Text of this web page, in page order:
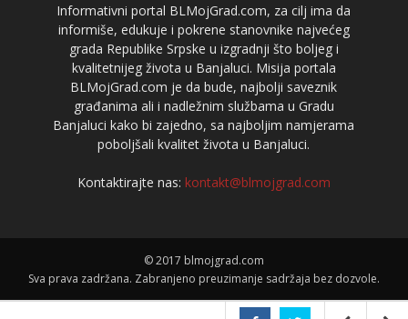
Informativni portal BLMojGrad.com, za cilj ima da
informiše, edukuje i pokrene stanovnike najvećeg
grada Republike Srpske u izgradnji što boljeg i
kvalitetnijeg života u Banjaluci. Misija portala
BLMojGrad.com je da bude, najbolji saveznik
građanima ali i nadležnim službama u Gradu
Banjaluci kako bi zajedno, sa najboljim namjerama
poboljšali kvalitet života u Banjaluci.
Kontaktirajte nas: kontakt@blmojgrad.com
© 2017 blmojgrad.com
Sva prava zadržana. Zabranjeno preuzimanje sadržaja bez dozvole.